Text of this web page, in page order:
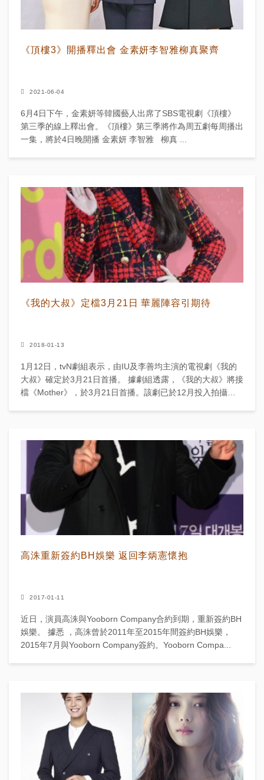
《頂樓3》開播釋出會 金素妍李智雅柳真聚齊
2021-06-04
6月4日下午，金素妍等韓國藝人出席了SBS電視劇《頂樓》
第三季的線上釋出會。《頂樓》第三季將作為周五劇每周播出
一集，將於4日晚開播 金素妍 李智雅 柳真 ...
《我的大叔》定檔3月21日 華麗陣容引期待
2018-01-13
1月12日，tvN劇組表示，由IU及李善均主演的電視劇《我的
大叔》確定於3月21日首播。 據劇組透露，《我的大叔》將接
檔《Mother》，於3月21日首播。該劇已於12月投入拍攝，
高洙重新簽約BH娛樂 返回李炳憲懷抱
2017-01-11
近日，演員高洙與Yooborn Company合約到期，重新簽約BH
娛樂。 據悉 ，高洙曾於2011年至2015年間簽約BH娛樂，
2015年7月與Yooborn Company簽約。Yooborn Compa...